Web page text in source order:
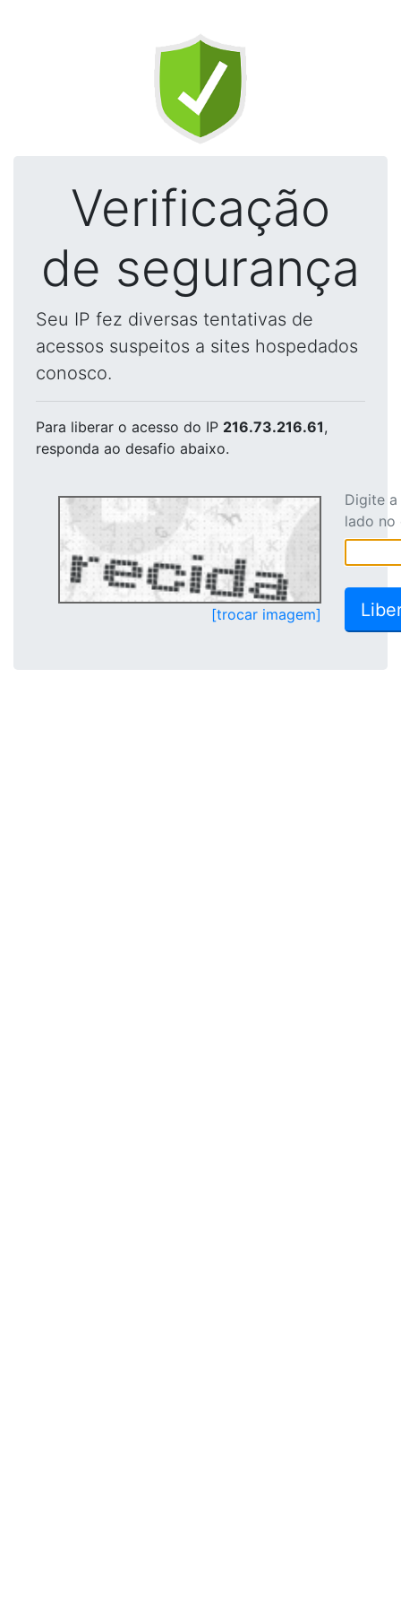
Verificação
de segurança
Seu IP fez diversas tentativas de
acessos suspeitos a sites hospedados
conosco.
Para liberar o acesso do IP 216.73.216.61,
responda ao desafio abaixo.
[trocar imagem]
Digite
lado no